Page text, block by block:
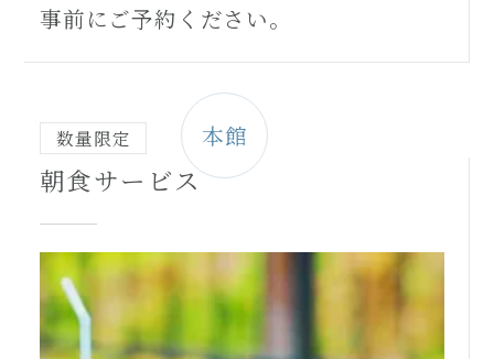
事前にご予約ください。
数量限定
朝食サービス
本館